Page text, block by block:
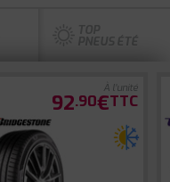
PNEUS ÉTÉ
À l'unité
92.90€TTC